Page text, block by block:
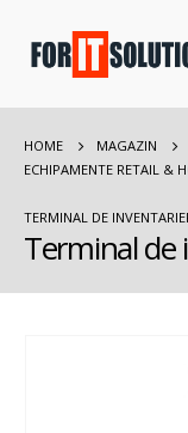
HOME
MAGAZIN
ECHIPAMENTE RETAIL &
TERMINAL DE
Terminal de